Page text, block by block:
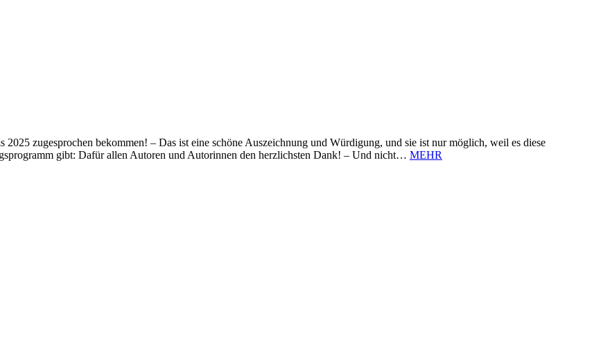
zugesprochen bekommen! – Das ist eine schöne Auszeichnung und Würdigung, und sie ist nur möglich, weil es diese
gibt: Dafür allen Autoren und Autorinnen den herzlichsten Dank! – Und nicht… MEHR